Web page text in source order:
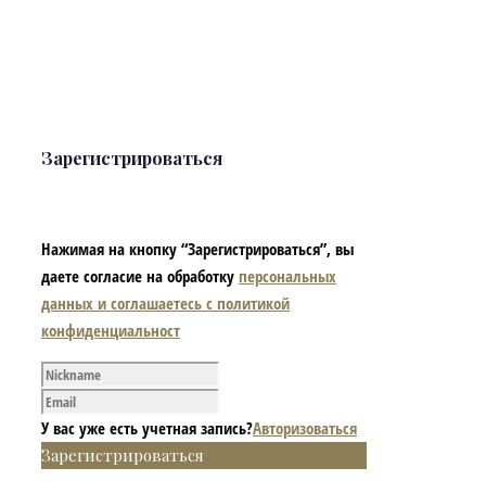
Зарегистрироваться
Нажимая на кнопку “Зарегистрироваться”, вы
даете согласие на обработку персональных
данных и соглашаетесь с политикой
конфиденциальност
У вас уже есть учетная запись?Авторизоваться
Зарегистрироваться